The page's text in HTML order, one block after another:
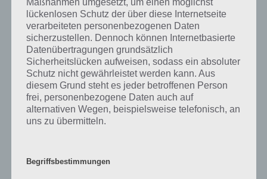
Mountain machen kannst, haben wir hier zum Abschluss noch ein
Gameplay Video zum Spiel parat. Hier das Video:
lückenlosen Schutz der über diese Internetseite
verarbeiteten personenbezogenen Daten
sicherzustellen. Dennoch können Internetbasierte
Datenübertragungen grundsätzlich
Sicherheitslücken aufweisen, sodass ein absoluter
Schutz nicht gewährleistet werden kann. Aus
diesem Grund steht es jeder betroffenen Person
frei, personenbezogene Daten auch auf
alternativen Wegen, beispielsweise telefonisch, an
uns zu übermitteln.
Begriffsbestimmungen